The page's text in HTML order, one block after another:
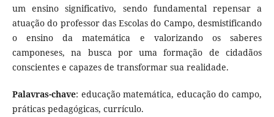
um ensino significativo, sendo fundamental repensar a
atuação do professor das Escolas do Campo, desmistificando
o ensino da matemática e valorizando os saberes
camponeses, na busca por uma formação de cidadãos
conscientes e capazes de transformar sua realidade.
Palavras-chave: educação matemática, educação do campo,
práticas pedagógicas, currículo.